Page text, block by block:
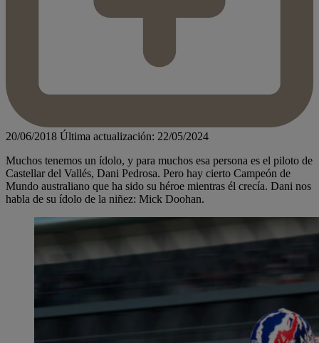
20/06/2018 Última actualización: 22/05/2024
Muchos tenemos un ídolo, y para muchos esa persona es el piloto de
Castellar del Vallés, Dani Pedrosa. Pero hay cierto Campeón de
Mundo australiano que ha sido su héroe mientras él crecía. Dani nos
habla de su ídolo de la niñez: Mick Doohan.